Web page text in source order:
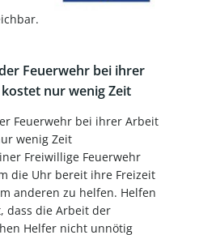
Feuerwehr bei ihrer
nur wenig Zeit
Feuerwehr bei ihrer Arbeit
wenig Zeit
Freiwillige Feuerwehr
die Uhr bereit ihre Freizeit
anderen zu helfen. Helfen
dass die Arbeit der
Helfer nicht unnötig